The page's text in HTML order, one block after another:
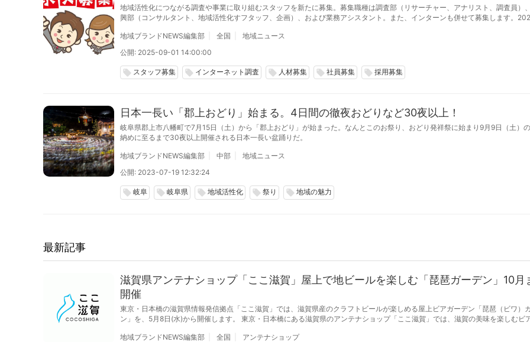
地域活性化につながる調査や事業に取り組むスタッフを新たに募集。募集職種は調査部（リサーチャー、アナリスト、調査員）
興部（コンサルタント、地域活性化すフタッフ、企画）、および業務アシスタント。また、インターンも併せて募集します。
地域ブランドNEWS編集部
全国
地域ニュース
公開: 2025-09-01 14:00:00
local_offer スタッフ募集 local_offer インターネット調査 local_offer 人材募集 local_offer 社員募集 local_offer 採用募集
日本一長い「郡上おどり」始まる。4日間の徹夜おどりなど30夜以上！
岐阜県郡上市八幡町で7月15日（土）から「郡上おどり」が始まった。なんとこのお祭り、おどり発祥祭に始まり9月9日（土）
納めに至るまで30夜以上開催される日本一長い盆踊りだ。
地域ブランドNEWS編集部 中部
地域ニュース
公開: 2023-07-19 12:32:24
local_offer 岐阜 local_offer 岐阜県 local_offer 地域活性化 local_offer 祭り local_offer 地域の魅力
最新記事
滋賀県アンテナショップ「ここ滋賀」屋上で地ビールを楽しむ「琵琶ガーデン」10月
開催
東京・日本橋の滋賀県情報発信拠点「ここ滋賀」では、滋賀県産のクラフトビールが楽しめる屋上ビアガーデン「琵琶（ビワ）
ン」を、5月8日(水)から開催します。 東京・日本橋にある滋賀県のアンテナショップ「ここ滋賀」では、滋賀の美味を楽しむビアガーデ
地域ブランドNEWS編集部
全国
アンテナショップ